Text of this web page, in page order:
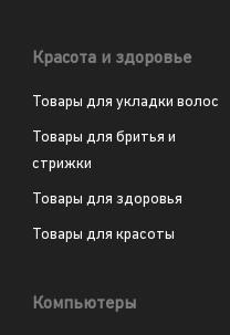
Красота и здоровье
Товары для укладки волос
Товары для бритья и
стрижки
Товары для здоровья
Товары для красоты
Компьютеры